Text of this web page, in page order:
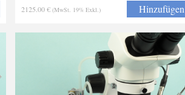
Narkosevorrichtung
2125.00 € (MwSt. 19% Exkl.) Hinzufügen